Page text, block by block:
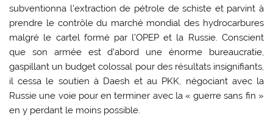
subventionna l’extraction de pétrole de schiste et parvint à
prendre le contrôle du marché mondial des hydrocarbures
malgré le cartel formé par l’OPEP et la Russie. Conscient
que son armée est d’abord une énorme bureaucratie,
gaspillant un budget colossal pour des résultats insignifiants,
il cessa le soutien à Daesh et au PKK, négociant avec la
Russie une voie pour en terminer avec la « guerre sans fin »
en y perdant le moins possible.